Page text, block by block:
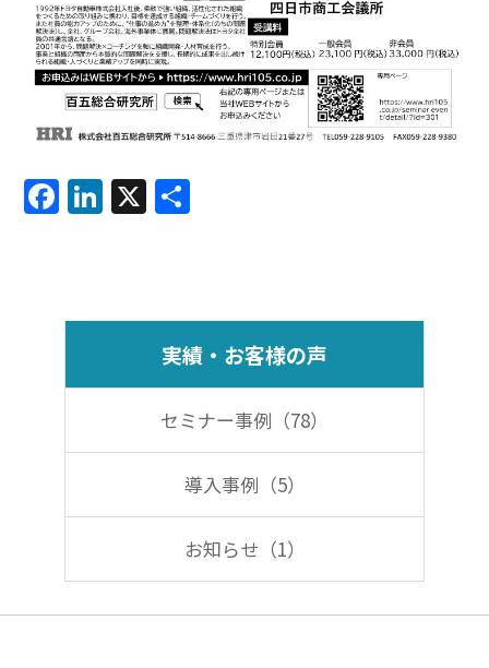
F
a
b
o
k
Li
n
dI
X 共
実績・お客様の声
セミナー事例（78）
導入事例（5）
お知らせ（1）